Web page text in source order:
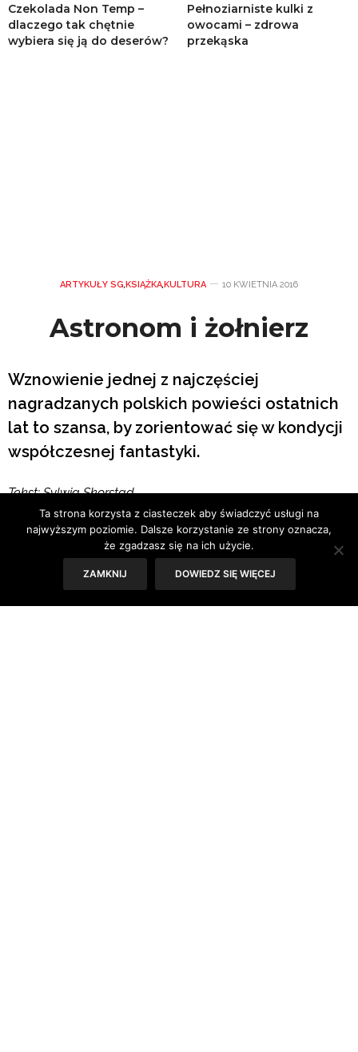
Czekolada Non Temp –
dlaczego tak chętnie
wybiera się ją do deserów?
Pełnoziarniste kulki z
owocami – zdrowa
przekąska
ARTYKUŁY SG KSIĄŻKAKULTURA 10 KWIETNIA 2016
Astronom i żołnierz
Wznowienie jednej z najczęściej
nagradzanych polskich powieści ostatnich
lat to szansa, by zorientować się w kondycji
współczesnej fantastyki.
Tekst: Sylwia Skorstad
Ta strona korzysta z ciasteczek aby świadczyć usługi na
najwyższym poziomie. Dalsze korzystanie ze strony oznacza,
że zgadzasz się na ich użycie.
ZAMKNIJ DOWIEDZ SIĘ WIĘCEJ